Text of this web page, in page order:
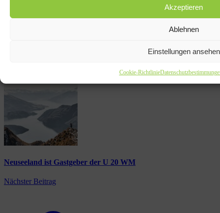
Akzeptieren
Ablehnen
Einstellungen ansehen
Cookie-Richtlinie
Neuseeland ist Gastgeber der U 20 WM
Nächster Beitrag